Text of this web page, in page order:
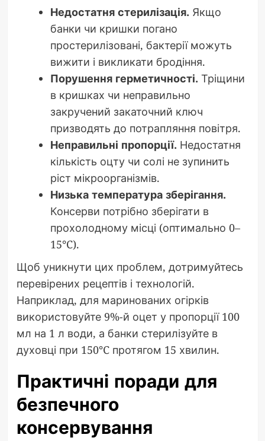
Недостатня стерилізація. Якщо
банки чи кришки погано
простерилізовані, бактерії можуть
вижити і викликати бродіння.
Порушення герметичності. Тріщини
в кришках чи неправильно
закручений закаточний ключ
призводять до потрапляння повітря.
Неправильні пропорції. Недостатня
кількість оцту чи солі не зупинить
ріст мікроорганізмів.
Низька температура зберігання.
Консерви потрібно зберігати в
прохолодному місці (оптимально 0–
15°C).
Щоб уникнути цих проблем, дотримуйтесь
перевірених рецептів і технологій.
Наприклад, для маринованих огірків
використовуйте 9%-й оцет у пропорції 100
мл на 1 л води, а банки стерилізуйте в
духовці при 150°C протягом 15 хвилин.
Практичні поради для
безпечного
консервування